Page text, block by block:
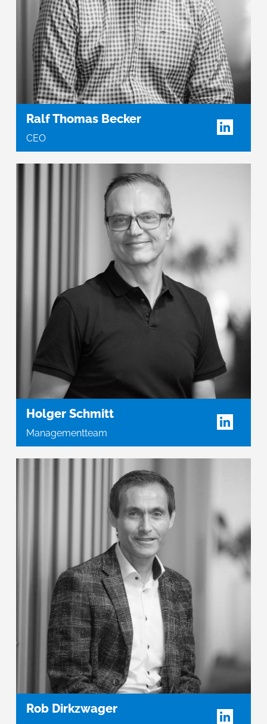
Ralf Thomas Becker
CEO
Holger Schmitt
Managementteam
Rob Dirkzwager